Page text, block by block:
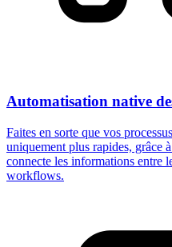
Automatisation native
Faites en sorte que vos
uniquement plus rapides, grâce
connecte les informations entre
workflows.